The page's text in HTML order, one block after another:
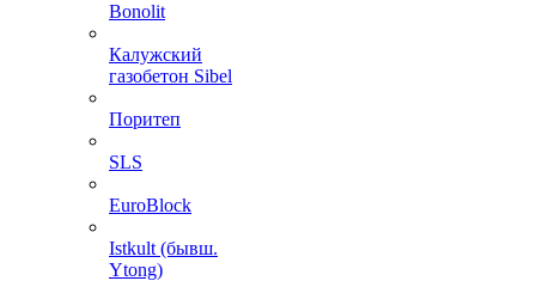
Bonolit
Калужский
газобетон Sibel
Поритеп
SLS
EuroBlock
Istkult (бывш.
Ytong)